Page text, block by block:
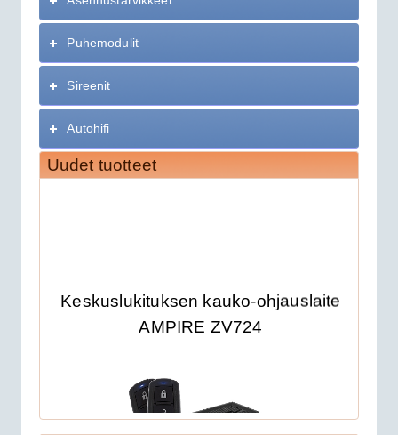
Puhemodulit
Sireenit
Autohifi
Uudet tuotteet
AMPIRE ZV724